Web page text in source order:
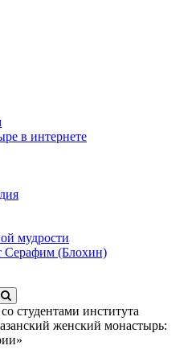
в интернете
мудрости
Серафим (Блохин)
студентами института
женский монастырь: